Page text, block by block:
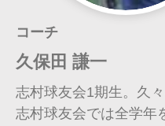
コーチ
久保田 謙一
志村球友会1期生。久
志村球友会では全学年